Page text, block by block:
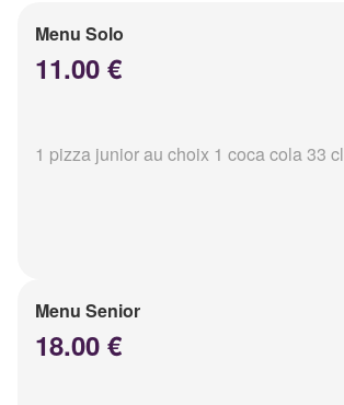
Menu Solo
11.00 €
1 pizza junior au choix 1 coca cola 33 cl
Menu Senior
18.00 €